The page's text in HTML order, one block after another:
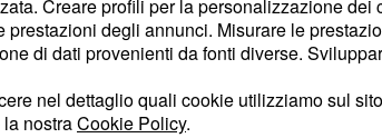
puntate ci sarà il tanto atteso processo in
per l'affidamento diTommasoe non si
Roberto non avrebbe più possibilità di
Creare profili per la personalizzazione
prestazioni degli annunci. Misurare le
di dati provenienti da fonti diverse.
nel dettaglio quali cookie utilizziamo sul
nostraCookie Policy.